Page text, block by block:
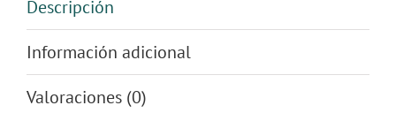
Descripción
Información adicional
Valoraciones (0)